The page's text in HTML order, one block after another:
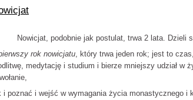
podobnie jak postulat, trwa 2 lata. Dzieli
rok nowicjatu, który trwa jeden rok; jest to
medytację i studium i bierze mniejszy udział w
i poznać i wejść w wymagania życia monastycznego i